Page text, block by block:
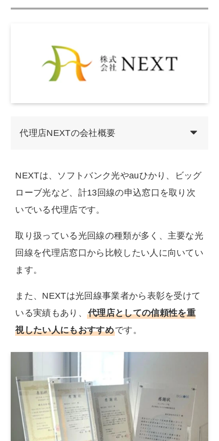
代理店NEXTの会社概要
NEXTは、ソフトバンク光やauひかり、ビッグ
ローブ光など、計13回線の申込窓口を取り次
いでいる代理店です。
取り扱っている光回線の種類が多く、主要な光
回線を代理店窓口から比較したい人に向いてい
ます。
また、NEXTは光回線事業者から表彰を受けて
いる実績もあり、 代理店としての信頼性を重
視したい人にもおすすめです。